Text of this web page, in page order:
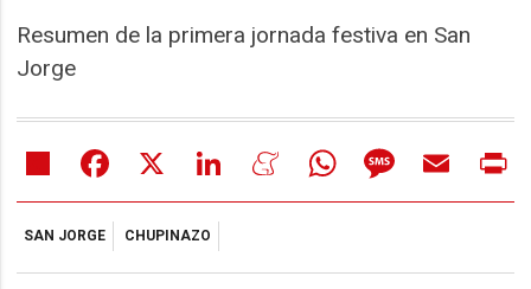
Resumen de la primera jornada festiva en San
Jorge
Share Facebook LinkedIn MeneameWhatsAppMessageEmail
SAN JORGE CHUPINAZO